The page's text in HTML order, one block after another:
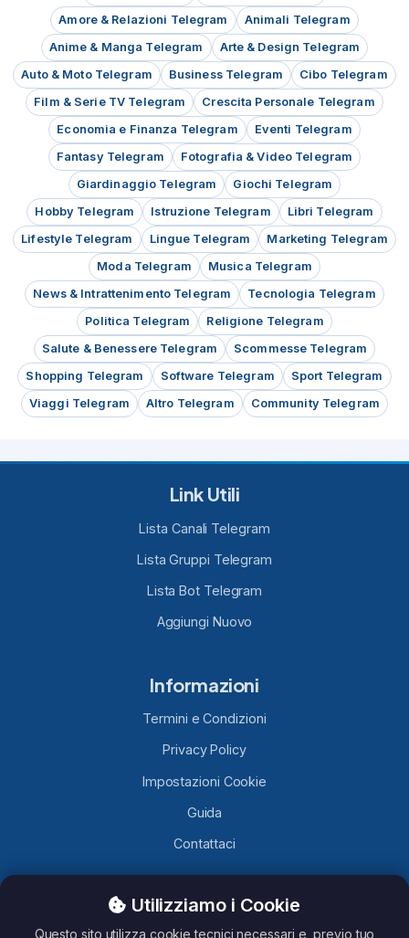
Amore & Relazioni Telegram
Animali Telegram
Anime & Manga Telegram
Arte & Design Telegram
Auto & Moto Telegram
Business Telegram
Cibo Telegram
Film & Serie TV Telegram
Crescita Personale Telegram
Economia e Finanza Telegram
Eventi Telegram
Fantasy Telegram
Fotografia & Video Telegram
Giardinaggio Telegram
Giochi Telegram
Hobby Telegram
Istruzione Telegram
Libri Telegram
Lifestyle Telegram
Lingue Telegram
Marketing Telegram
Moda Telegram
Musica Telegram
News & Intrattenimento Telegram
Tecnologia Telegram
Politica Telegram
Religione Telegram
Salute & Benessere Telegram
Scommesse Telegram
Shopping Telegram
Software Telegram
Sport Telegram
Viaggi Telegram
Altro Telegram Community Telegram
Link Utili
Lista Canali Telegram
Lista Gruppi Telegram
Lista Bot Telegram
Aggiungi Nuovo
Informazioni
Termini e Condizioni
Privacy Policy
Impostazioni Cookie
Guida
Contattaci
TelegramLobby.comè un sito contenente Canali, Gruppi e
Bot Telegram caricati da utenti Telegram, non ci assumiamo
Utilizziamo i Cookie
Questo sito utilizza cookie tecnici necessari e, previo tuo